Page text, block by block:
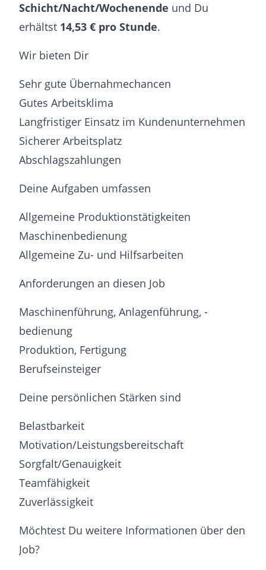
Schicht/Nacht/Wochenende und Du
erhältst 14,53 € pro Stunde.
Wir bieten Dir
Sehr gute Übernahmechancen
Gutes Arbeitsklima
Langfristiger Einsatz im Kundenunternehmen
Sicherer Arbeitsplatz
Abschlagszahlungen
Deine Aufgaben umfassen
Allgemeine Produktionstätigkeiten
Maschinenbedienung
Allgemeine Zu- und Hilfsarbeiten
Anforderungen an diesen Job
Maschinenführung, Anlagenführung, -
bedienung
Produktion, Fertigung
Berufseinsteiger
Deine persönlichen Stärken sind
Belastbarkeit
Motivation/Leistungsbereitschaft
Sorgfalt/Genauigkeit
Teamfähigkeit
Zuverlässigkeit
Möchtest Du weitere Informationen über den
Job?